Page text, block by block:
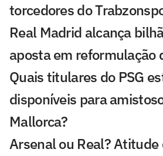
torcedores do
Real Madrid alcança
aposta em reformulação
Quais titulares do PSG
disponíveis para
Mallorca?
Arsenal ou Real?